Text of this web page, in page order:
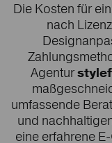
Die Kosten für
nach
Agentur
umfassende
und
eine erfahrene